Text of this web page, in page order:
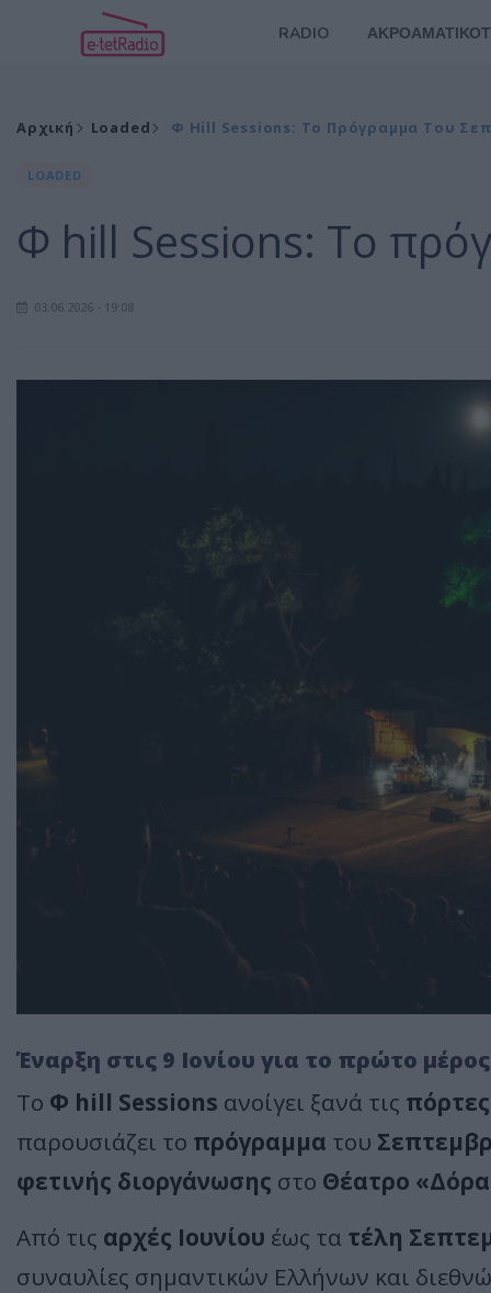
RADIO
Αρχική Loaded Φ Hill Sessions: To Πρόγραμμα Του
LOADED
Φ hill Sessions: To
03.06.2026 - 19:08
Έναρξη στις 9 Ιονίου για το πρώτο μέρος
Το Φ hill Sessions ανοίγει ξανά τις πόρτες
παρουσιάζει το πρόγραμμα του
φετινής διοργάνωσης στο Θέατρο
Από τις αρχές Ιουνίου έως τα τέλη
συναυλίες σημαντικών Ελλήνων και